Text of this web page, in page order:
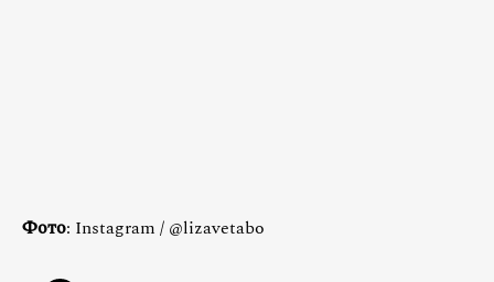
Фото: Instagram / @lizavetabo